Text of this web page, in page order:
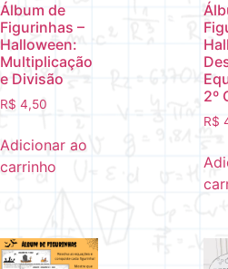
Álbum de
Figurinhas –
Halloween:
Multiplicação
e Divisão
R$ 4,50
Adicionar ao
carrinho
2º
R$